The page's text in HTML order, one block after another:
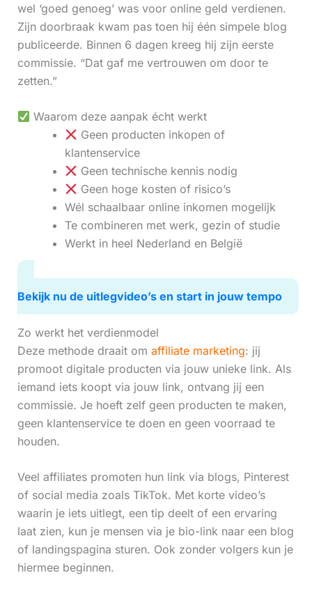
wel ‘goed genoeg’ was voor online geld verdienen.
Zijn doorbraak kwam pas toen hij één simpele blog
publiceerde. Binnen 6 dagen kreeg hij zijn eerste
commissie. “Dat gaf me vertrouwen om door te
zetten.”
Waarom deze aanpak écht werkt
Geen producten inkopen of
klantenservice
Geen technische kennis nodig
Geen hoge kosten of risico’s
Wél schaalbaar online inkomen mogelijk
Te combineren met werk, gezin of studie
Werkt in heel Nederland en België
Bekijk nu de uitlegvideo’s en start in jouw tempo
Zo werkt het verdienmodel
Deze methode draait om affiliate marketing: jij
promoot digitale producten via jouw unieke link. Als
iemand iets koopt via jouw link, ontvang jij een
commissie. Je hoeft zelf geen producten te maken,
geen klantenservice te doen en geen voorraad te
houden.
Veel affiliates promoten hun link via blogs, Pinterest
of social media zoals TikTok. Met korte video’s
waarin je iets uitlegt, een tip deelt of een ervaring
laat zien, kun je mensen via je bio-link naar een blog
of landingspagina sturen. Ook zonder volgers kun je
hiermee beginnen.